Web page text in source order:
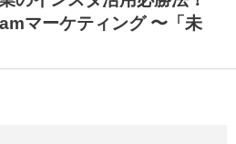
マーケティング 〜「未